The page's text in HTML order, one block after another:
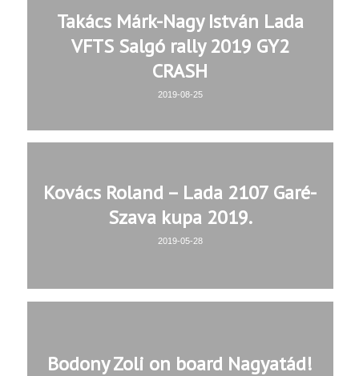
Takács Márk-Nagy István Lada
VFTS Salgó rally 2019 GY2
CRASH
2019-08-25
Kovács Roland – Lada 2107 Garé-
Szava kupa 2019.
2019-05-28
Bodony Zoli on board Nagyatád!